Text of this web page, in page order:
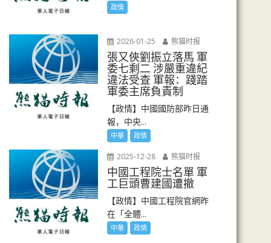
政情
2026-01-25 熊猫时报
張又俠劉振立落馬 軍
委七剩二 涉嚴重違紀
違法受查 軍報：踐踏
軍委主席負責制
【政情】中國國防部昨日通
報，中央...
中華 政情
2025-12-28 熊猫时报
中國工程院士名單 軍
工巨頭曹建國遭撤
【政情】中國工程院官網昨
在「全體...
中華 政情